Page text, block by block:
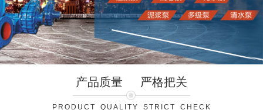
产品质量 严格把关
PRODUCT QUALITY STRICT CHECK